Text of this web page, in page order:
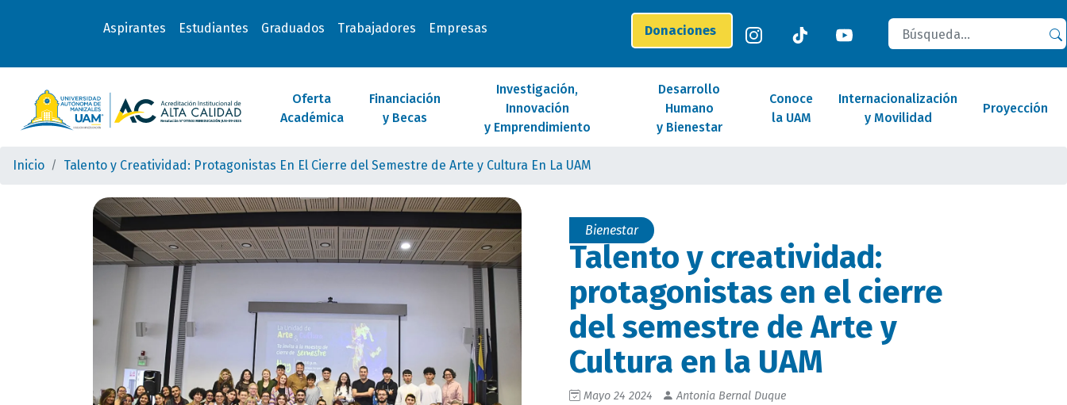
Aspirantes Estudiantes Graduados Trabajadores Empresas Donaciones
Buscar
Oferta
Académica
Financiación
y Becas
Investigación,
Innovación
y Emprendimiento
Desarrollo
Humano
y Bienestar
Conoce
la UAM
Internacionalización
y Movilidad
Proyección
Inicio Talento y Creatividad: Protagonistas En El Cierre del Semestre de Arte y Cultura En La UAM
Bienestar
Talento y creatividad:
protagonistas en el cierre
del semestre de Arte y
Cultura en la UAM
Mayo 24 2024
Antonia Bernal Duque